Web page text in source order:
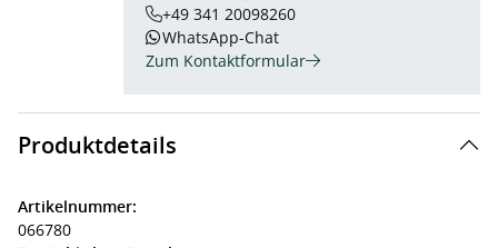
+49 341 20098260
WhatsApp-Chat
Zum Kontaktformular
Produktdetails
Artikelnummer:
066780